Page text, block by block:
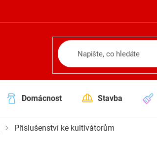
Domácnost Stavba
Příslušenství ke kultivátorům